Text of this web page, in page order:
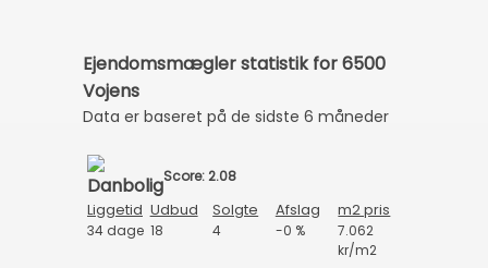
Ejendomsmægler statistik for 6500
Vojens
Data er baseret på de sidste 6 måneder
Score: 2.08
Liggetid Udbud Solgte Afslag m2 pris
34 dage 18 4 -0 %
7.062
kr/m2